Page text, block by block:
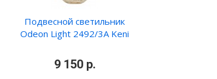
Подвесной светильник
Odeon Light 2492/3А Keni
9 150 р.